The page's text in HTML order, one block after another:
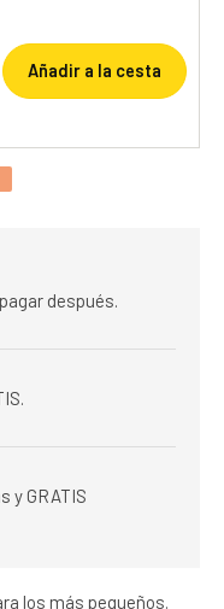
Añadir a la cesta
después.
y GRATIS
los más pequeños.